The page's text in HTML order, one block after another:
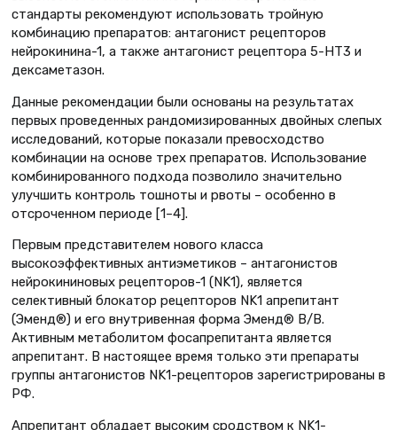
стандарты рекомендуют использовать тройную
комбинацию препаратов: антагонист рецепторов
нейрокинина-1, а также антагонист рецептора 5-НТ3 и
дексаметазон.
Данные рекомендации были основаны на результатах
первых проведенных рандомизированных двойных слепых
исследований, которые показали превосходство
комбинации на основе трех препаратов. Использование
комбинированного подхода позволило значительно
улучшить контроль тошноты и рвоты – особенно в
отсроченном периоде [1–4].
Первым представителем нового класса
высокоэффективных антиэметиков – антагонистов
нейрокининовых рецепторов-1 (NK1), является
селективный блокатор рецепторов NK1 апрепитант
(Эменд®) и его внутривенная форма Эменд® В/В.
Активным метаболитом фосапрепитанта является
апрепитант. В настоящее время только эти препараты
группы антагонистов NK1-рецепторов зарегистрированы в
РФ.
Апрепитант обладает высоким сродством к NK1-